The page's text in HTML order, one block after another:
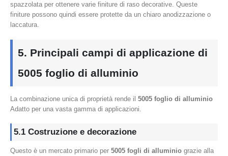
spazzolata per ottenere varie finiture di raso decorative. Queste
finiture possono quindi essere protette da un chiaro anodizzazione o
laccatura.
5. Principali campi di applicazione di
5005 foglio di alluminio
La combinazione unica di proprietà rende il 5005 foglio di alluminio
Adatto per una vasta gamma di applicazioni.
5.1 Costruzione e decorazione
Questo è un mercato primario per 5005 fogli di alluminio grazie alla